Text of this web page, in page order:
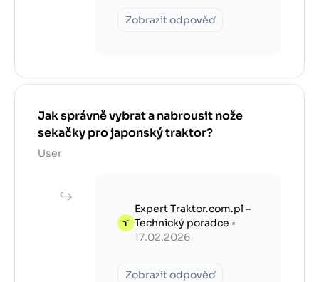
Zobrazit odpověď
Jak správně vybrat a nabrousit nože
sekačky pro japonský traktor?
User
Expert Traktor.com.pl –
Technický poradce •
17.02.2026
Zobrazit odpověď